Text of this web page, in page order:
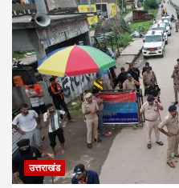
उत्तराखंड